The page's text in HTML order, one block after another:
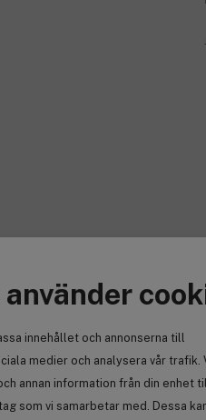
innehållet och annonserna till
medier och analysera vår trafik.
annan information från din enhet
som vi samarbetar med. Dessa